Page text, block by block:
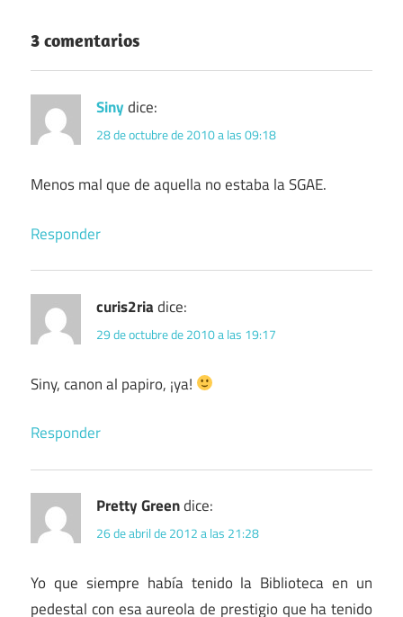
3 comentarios
Sinydice:
28 de octubre de 2010 a las 09:18
Menos mal que de aquella no estaba la SGAE.
Responder
curis2riadice:
29 de octubre de 2010 a las 19:17
Siny, canon al papiro, ¡ya!
Responder
Pretty Greendice:
26 de abril de 2012 a las 21:28
Yo que siempre había tenido la Biblioteca en un
pedestal con esa aureola de prestigio que ha tenido